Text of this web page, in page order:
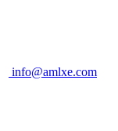
info@amlxe.com